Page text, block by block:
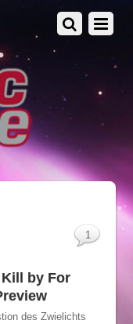
by For
des Zwielichts
1